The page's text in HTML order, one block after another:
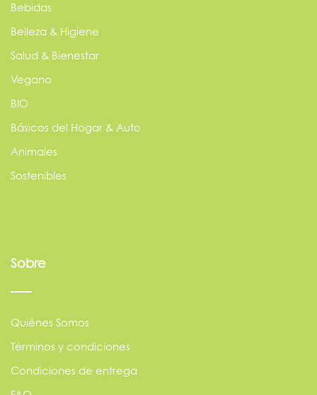
Bebidas
Belleza & Higiene
Salud & Bienestar
Vegano
BIO
Básicos del Hogar & Auto
Animales
Sostenibles
Sobre
Quiénes Somos
Términos y condiciones
Condiciones de entrega